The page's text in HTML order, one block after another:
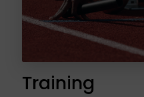
Training